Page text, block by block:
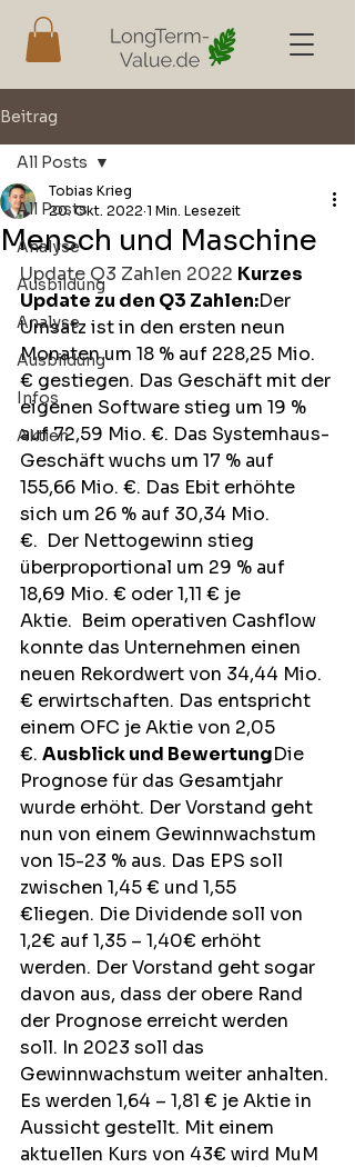
Beitrag
All Posts
Analyse
Ausbildung
Analyse
Ausbildung
Infos
Aktien
All Posts
Mensch und Maschine
Tobias Krieg
20. Okt. 2022 1 Min. Lesezeit
Update Q3 Zahlen 2022 Kurzes
Update zu den Q3 Zahlen:Der
Umsatz ist in den ersten neun
Monaten um 18 % auf 228,25 Mio.
€ gestiegen. Das Geschäft mit der
eigenen Software stieg um 19 %
auf 72,59 Mio. €. Das Systemhaus-
Geschäft wuchs um 17 % auf
155,66 Mio. €. Das Ebit erhöhte
sich um 26 % auf 30,34 Mio.
€.  Der Nettogewinn stieg
überproportional um 29 % auf
18,69 Mio. € oder 1,11 € je
Aktie.  Beim operativen Cashflow
konnte das Unternehmen einen
neuen Rekordwert von 34,44 Mio.
€ erwirtschaften. Das entspricht
einem OFC je Aktie von 2,05
€. Ausblick und BewertungDie
Prognose für das Gesamtjahr
wurde erhöht. Der Vorstand geht
nun von einem Gewinnwachstum
von 15-23 % aus. Das EPS soll
zwischen 1,45 € und 1,55
€liegen. Die Dividende soll von
1,2€ auf 1,35 – 1,40€ erhöht
werden. Der Vorstand geht sogar
davon aus, dass der obere Rand
der Prognose erreicht werden
soll. In 2023 soll das
Gewinnwachstum weiter anhalten.
Es werden 1,64 – 1,81 € je Aktie in
Aussicht gestellt. Mit einem
aktuellen Kurs von 43€ wird MuM